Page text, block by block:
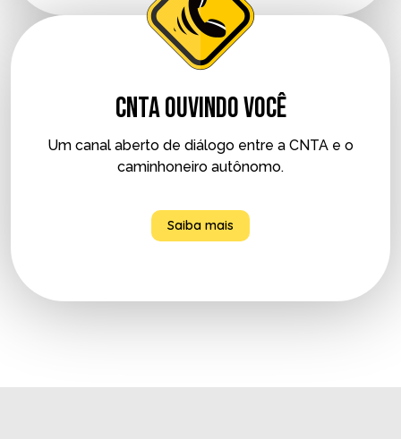
CNTA Ouvindo Você
Um canal aberto de diálogo entre a CNTA e o
caminhoneiro autônomo.
Saiba mais